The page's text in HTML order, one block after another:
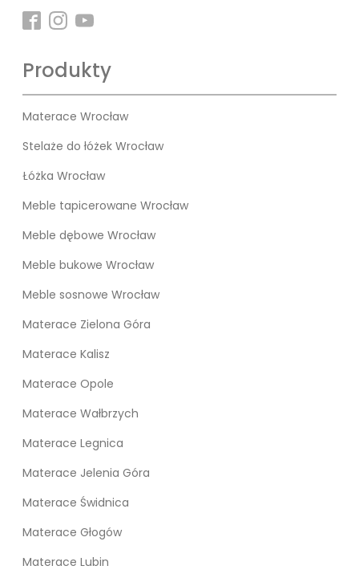
Produkty
Materace Wrocław
Stelaże do łóżek Wrocław
Łóżka Wrocław
Meble tapicerowane Wrocław
Meble dębowe Wrocław
Meble bukowe Wrocław
Meble sosnowe Wrocław
Materace Zielona Góra
Materace Kalisz
Materace Opole
Materace Wałbrzych
Materace Legnica
Materace Jelenia Góra
Materace Świdnica
Materace Głogów
Materace Lubin